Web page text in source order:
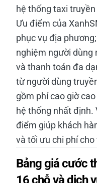
hệ thống taxi
Ưu điểm của
phục vụ địa
nghiệm người dùng
và thanh toán đa
từ người dùng
gồm phí cao giờ
hệ thống nhất định.
điểm giúp khách
và tối ưu chi phí
Bảng giá cước
16 chỗ và dịch